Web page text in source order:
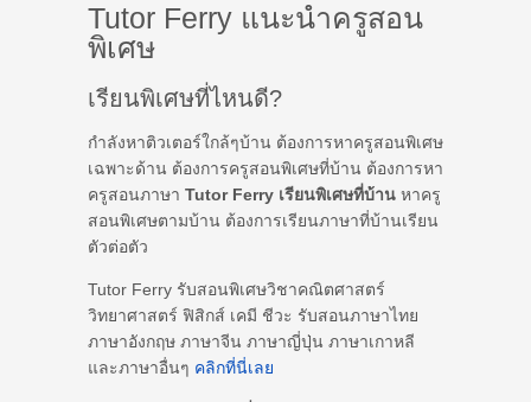
Tutor Ferry แนะนำครูสอน
พิเศษ
เรียนพิเศษที่ไหนดี?
กำลังหาติวเตอร์ใกล้ๆบ้าน ต้องการหาครูสอนพิเศษ
เฉพาะด้าน ต้องการครูสอนพิเศษที่บ้าน ต้องการหา
ครูสอนภาษา Tutor Ferry เรียนพิเศษที่บ้าน หาครู
สอนพิเศษตามบ้าน ต้องการเรียนภาษาที่บ้านเรียน
ตัวต่อตัว
Tutor Ferry รับสอนพิเศษวิชาคณิตศาสตร์
วิทยาศาสตร์ ฟิสิกส์ เคมี ชีวะ รับสอนภาษาไทย
ภาษาอังกฤษ ภาษาจีน ภาษาญี่ปุ่น ภาษาเกาหลี
และภาษาอื่นๆ คลิกที่นี่เลย